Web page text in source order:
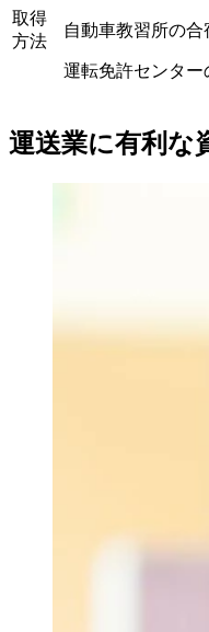
取得
方法
自動車教習所の
運転免許センタ
運送業に有利な